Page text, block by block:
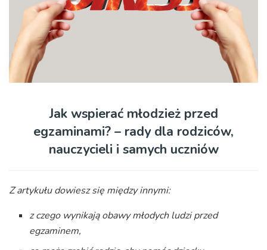
Jak wspierać młodzież przed
egzaminami? – rady dla rodziców,
nauczycieli i samych uczniów
Z artykułu dowiesz się między innymi:
z czego wynikają obawy młodych ludzi przed
egzaminem,